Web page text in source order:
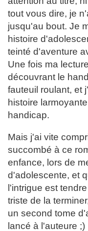
tout vous dire, je
jusqu'au bout. Je
histoire
teinté d'aventure
Une fois ma
découvrant le
fauteuil roulant, et
histoire
handicap.
Mais j'ai vite
succombé à ce
enfance, lors de
d'adolescente, et
l'intrigue est
triste de la
un second tome
lancé à l'auteure ;)